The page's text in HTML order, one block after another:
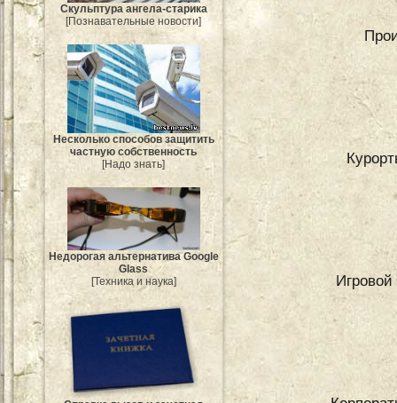
Скульптура ангела-старика
[Познавательные новости]
Несколько способов защитить
частную собственность
[Надо знать]
Недорогая альтернатива Google
Glass
[Техника и наука]